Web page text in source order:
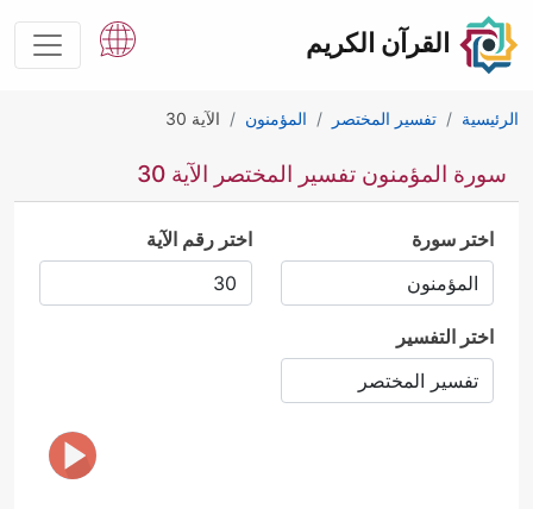
القرآن الكريم
الرئيسية تفسير المختصر المؤمنون الآية 30
سورة المؤمنون تفسير المختصر الآية 30
اختر سورة اختر رقم الآية
اختر التفسير